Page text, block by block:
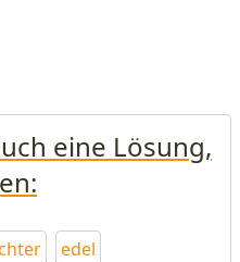
eine Lösung,
edel